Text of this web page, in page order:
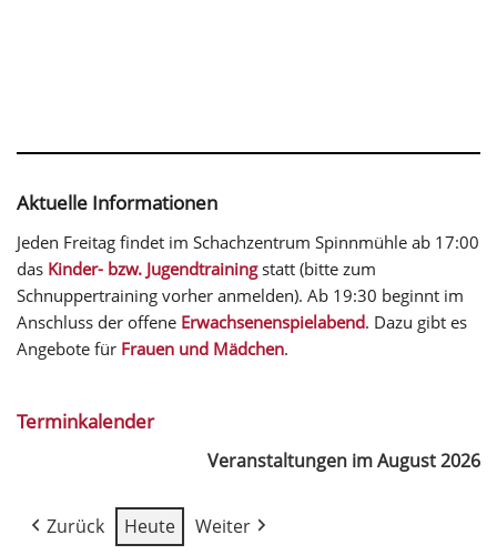
Aktuelle Informationen
Jeden Freitag findet im Schachzentrum Spinnmühle ab 17:00
das Kinder- bzw. Jugendtrainingstatt (bitte zum
Schnuppertraining vorher anmelden). Ab 19:30 beginnt im
Anschluss der offene Erwachsenenspielabend. Dazu gibt es
Angebote für Frauen und Mädchen.
Terminkalender
Veranstaltungen im August 2026
Zurück Heute
Weiter